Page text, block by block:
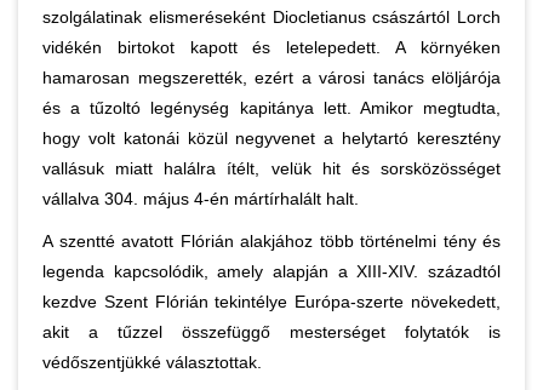
szolgálatinak elismeréseként Diocletianus császártól Lorch
vidékén birtokot kapott és letelepedett. A környéken
hamarosan megszerették, ezért a városi tanács elöljárója
és a tűzoltó legénység kapitánya lett. Amikor megtudta,
hogy volt katonái közül negyvenet a helytartó keresztény
vallásuk miatt halálra ítélt, velük hit és sorsközösséget
vállalva 304. május 4-én mártírhalált halt.
A szentté avatott Flórián alakjához több történelmi tény és
legenda kapcsolódik, amely alapján a XIII-XIV. századtól
kezdve Szent Flórián tekintélye Európa-szerte növekedett,
akit a tűzzel összefüggő mesterséget folytatók is
védőszentjükké választottak.